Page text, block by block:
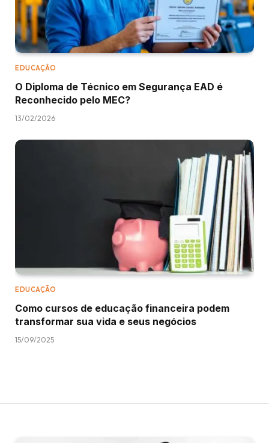
EDUCAÇÃO
O Diploma de Técnico em Segurança EAD é
Reconhecido pelo MEC?
13/02/2026
EDUCAÇÃO
Como cursos de educação financeira podem
transformar sua vida e seus negócios
15/09/2025